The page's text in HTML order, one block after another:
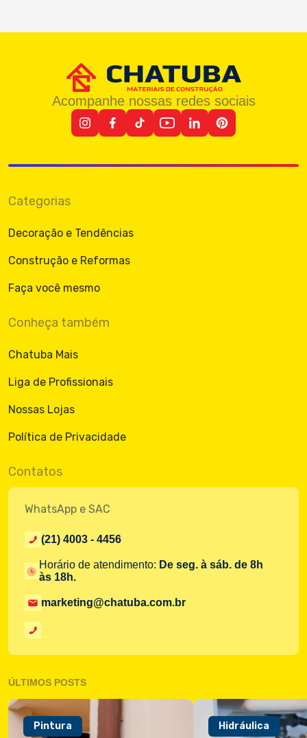
Acompanhe nossas redes sociais
Categorias
Decoração e Tendências
Construção e Reformas
Faça você mesmo
Conheça também
Chatuba Mais
Liga de Profissionais
Nossas Lojas
Política de Privacidade
Contatos
WhatsApp e SAC
(21) 4003 - 4456
Horário de atendimento: De seg. à sáb. de 8h
às 18h.
marketing@chatuba.com.br
ÚLTIMOS POSTS
Pintura Hidráulica